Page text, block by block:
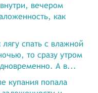
вечером
как
спать с влажной
то сразу утром
А в...
купания попала